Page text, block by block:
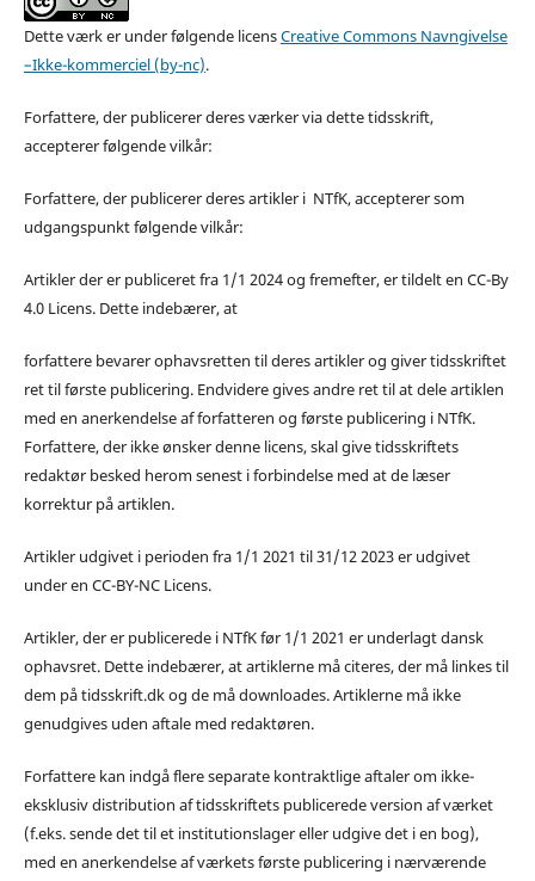
Dette værk er under følgende licensCreative Commons Navngivelse
–Ikke-kommerciel (by-nc).
Forfattere, der publicerer deres værker via dette tidsskrift,
accepterer følgende vilkår:
Forfattere, der publicerer deres artikler i NTfK, accepterer som
udgangspunkt følgende vilkår:
Artikler der er publiceret fra 1/1 2024 og fremefter, er tildelt en CC-By
4.0 Licens. Dette indebærer, at
forfattere bevarer ophavsretten til deres artikler og giver tidsskriftet
ret til første publicering. Endvidere gives andre ret til at dele artiklen
med en anerkendelse af forfatteren og første publicering i NTfK.
Forfattere, der ikke ønsker denne licens, skal give tidsskriftets
redaktør besked herom senest i forbindelse med at de læser
korrektur på artiklen.
Artikler udgivet i perioden fra 1/1 2021 til 31/12 2023 er udgivet
under en CC-BY-NC Licens.
Artikler, der er publicerede i NTfK før 1/1 2021 er underlagt dansk
ophavsret. Dette indebærer, at artiklerne må citeres, der må linkes til
dem på tidsskrift.dk og de må downloades. Artiklerne må ikke
genudgives uden aftale med redaktøren.
Forfattere kan indgå flere separate kontraktlige aftaler om ikke-
eksklusiv distribution af tidsskriftets publicerede version af værket
(f.eks. sende det til et institutionslager eller udgive det i en bog),
med en anerkendelse af værkets første publicering i nærværende